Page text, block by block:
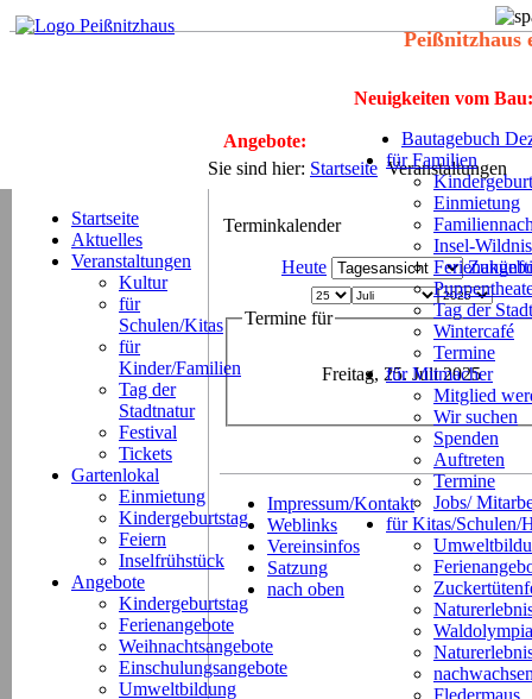
Peißnitzhaus
Neuigkeiten vom Bau:
Bautagebuch
für Familien
Einmietung
Insel-
Tag der
Wintercafé
Termine
für Mitmacher
Mitglied
Wir suchen
Spenden
Auftreten
Termine
Jobs/
für Kitas/Schulen/
Fledermaus
Angebote:
Sie sind hier: Startseite Veranstaltungen
Startseite
Aktuelles
Veranstaltungen
Kultur
für
Schulen/Kitas
für
Kinder/Familien
Tag der
Stadtnatur
Festival
Tickets
Gartenlokal
Einmietung
Kindergeburtstag
Feiern
Inselfrühstück
Angebote
Kindergeburtstag
Ferienangebote
Weihnachtsangebote
Einschulungsangebote
Umweltbildung
Terminkalender
Heute
Termine für
Freitag, 25. Juli 2025
Impressum/Kontakt
Weblinks
Vereinsinfos
Satzung
nach oben